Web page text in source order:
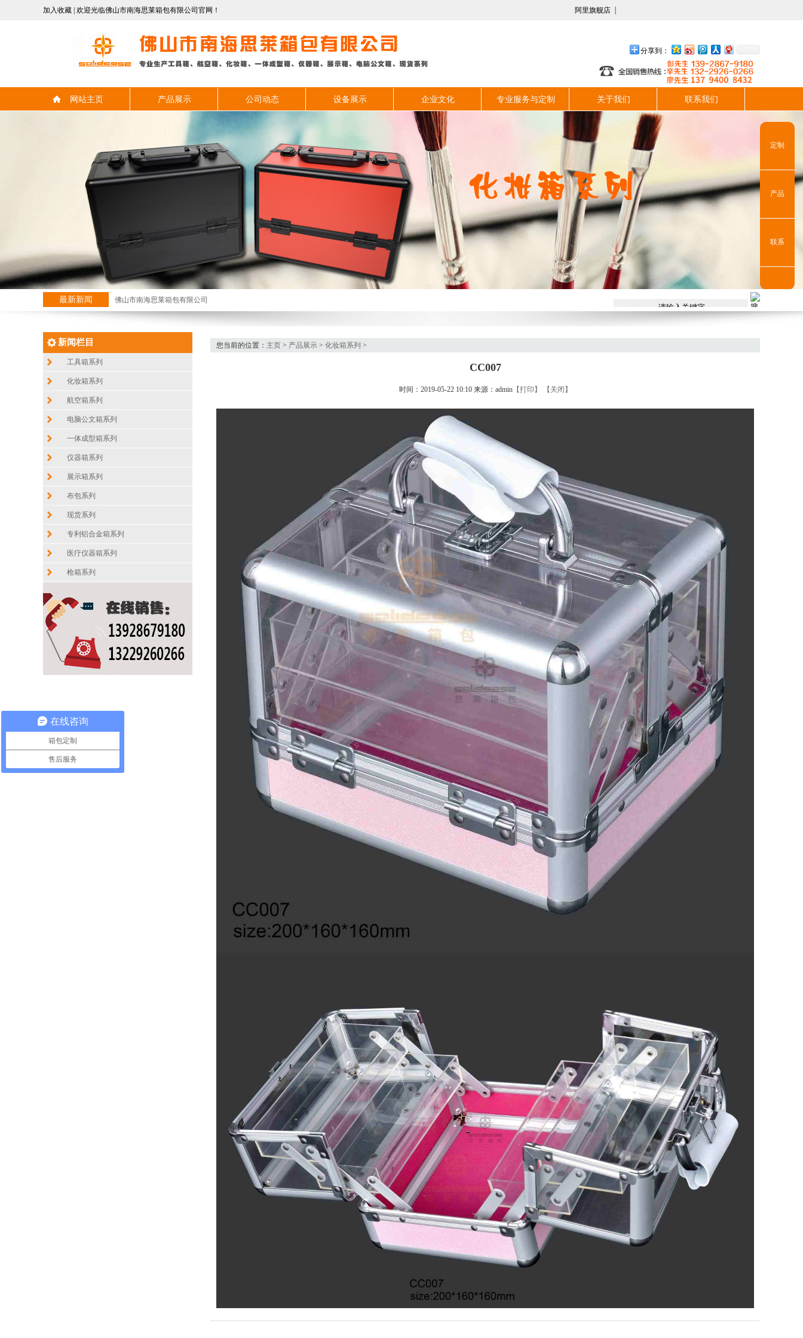
加入收藏 | 欢迎光临佛山市南海思莱箱包有限公司官网！ 阿里旗舰店
分享到：
网站主页 产品展示 公司动态 设备展示 企业文化 专业服务与定制 关于我们 联系我们
最新新闻 佛山市南海思莱箱包有限公司
新闻栏目
工具箱系列
化妆箱系列
航空箱系列
电脑公文箱系列
一体成型箱系列
仪器箱系列
展示箱系列
布包系列
现货系列
专利铝合金箱系列
医疗仪器箱系列
枪箱系列
您当前的位置： 主页 > 产品展示 > 化妆箱系列 >
CC007
时间：2019-05-22 10:10 来源：admin【打印】 【关闭】
定制
产品
联系
在线咨询
箱包定制
售后服务